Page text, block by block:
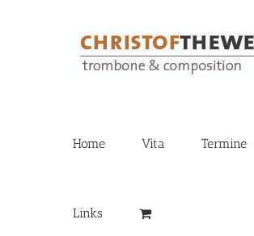
Home Vita Termine
Links